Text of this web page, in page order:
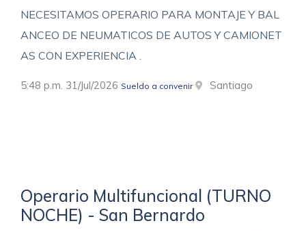
NECESITAMOS OPERARIO PARA MONTAJE Y BAL
ANCEO DE NEUMATICOS DE AUTOS Y CAMIONET
AS CON EXPERIENCIA .
5:48 p.m. 31/Jul/2026 Sueldo a convenir Santiago
Operario Multifuncional (TURNO
NOCHE) - San Bernardo